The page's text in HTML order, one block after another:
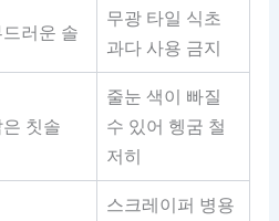
드러운 솔
무광 타일 식초
과다 사용 금지
은 칫솔
줄눈 색이 빠질
수 있어 헹굼 철
저히
스크레이퍼 병용